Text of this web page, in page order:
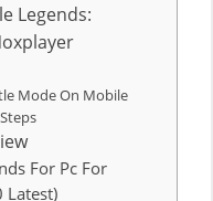
Legends:
Mode On Mobile
For Pc For
Latest)